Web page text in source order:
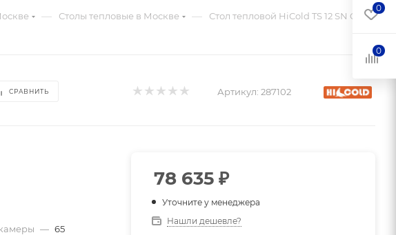
— Столы тепловые в Москве — Стол тепловой HiCold TS 12 SN O
СРАВНИТЬ Артикул: 287102
— 65
78 635₽
Уточните у менеджера
Нашли дешевле?
0
0